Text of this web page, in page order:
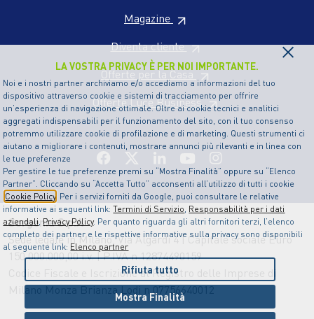
LA VOSTRA PRIVACY È PER NOI IMPORTANTE.
Noi e i nostri partner archiviamo e/o accediamo a informazioni del tuo
dispositivo attraverso cookie e sistemi di tracciamento per offrire
un’esperienza di navigazione ottimale. Oltre ai cookie tecnici e analitici
aggregati indispensabili per il funzionamento del sito, con il tuo consenso
potremmo utilizzare cookie di profilazione e di marketing. Questi strumenti ci
aiutano a migliorare i contenuti, mostrare annunci più rilevanti e in linea con
le tue preferenze
Per gestire le tue preferenze premi su “Mostra Finalità” oppure su “Elenco
Partner”. Cliccando su “Accetta Tutto” acconsenti all’utilizzo di tutti i cookie
Cookie Policy . Per i servizi forniti da Google, puoi consultare le relative
informative ai seguenti link:Termini di Servizio, Responsabilità per i dati
aziendali, Privacy Policy. Per quanto riguarda gli altri fornitori terzi, l’elenco
completo dei partner e le rispettive informative sulla privacy sono disponibili
al seguente link: Elenco partner
×
Rifiuta tutto
Mostra Finalità
Magazine
Diventa cliente
Offerte per la Casa
Offerte Luce Business
Sorgenia S.p.A
Sede legale in Milano, Via Algardi 4 | Capitale sociale Euro
150.000.000,00 i.v. | P.IVA n.12874490159
Codice Fiscale e Iscrizione al Registro delle Imprese di
Milano Monza Brianza Lodi n.07756640012